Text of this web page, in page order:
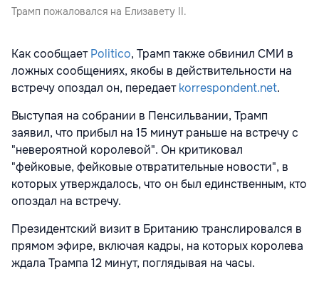
Трамп пожаловался на Елизавету II.
Как сообщаетPolitico, Трамп также обвинил СМИ в
ложных сообщениях, якобы в действительности на
встречу опоздал он, передаетkorrespondent.net.
Выступая на собрании в Пенсильвании, Трамп
заявил, что прибыл на 15 минут раньше на встречу с
"невероятной королевой". Он критиковал
"фейковые, фейковые отвратительные новости", в
которых утверждалось, что он был единственным, кто
опоздал на встречу.
Президентский визит в Британию транслировался в
прямом эфире, включая кадры, на которых королева
ждала Трампа 12 минут, поглядывая на часы.